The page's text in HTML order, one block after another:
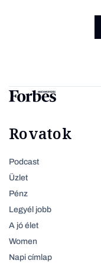
Rovatok
Podcast
Üzlet
Pénz
Legyél jobb
A jó élet
Women
Napi címlap